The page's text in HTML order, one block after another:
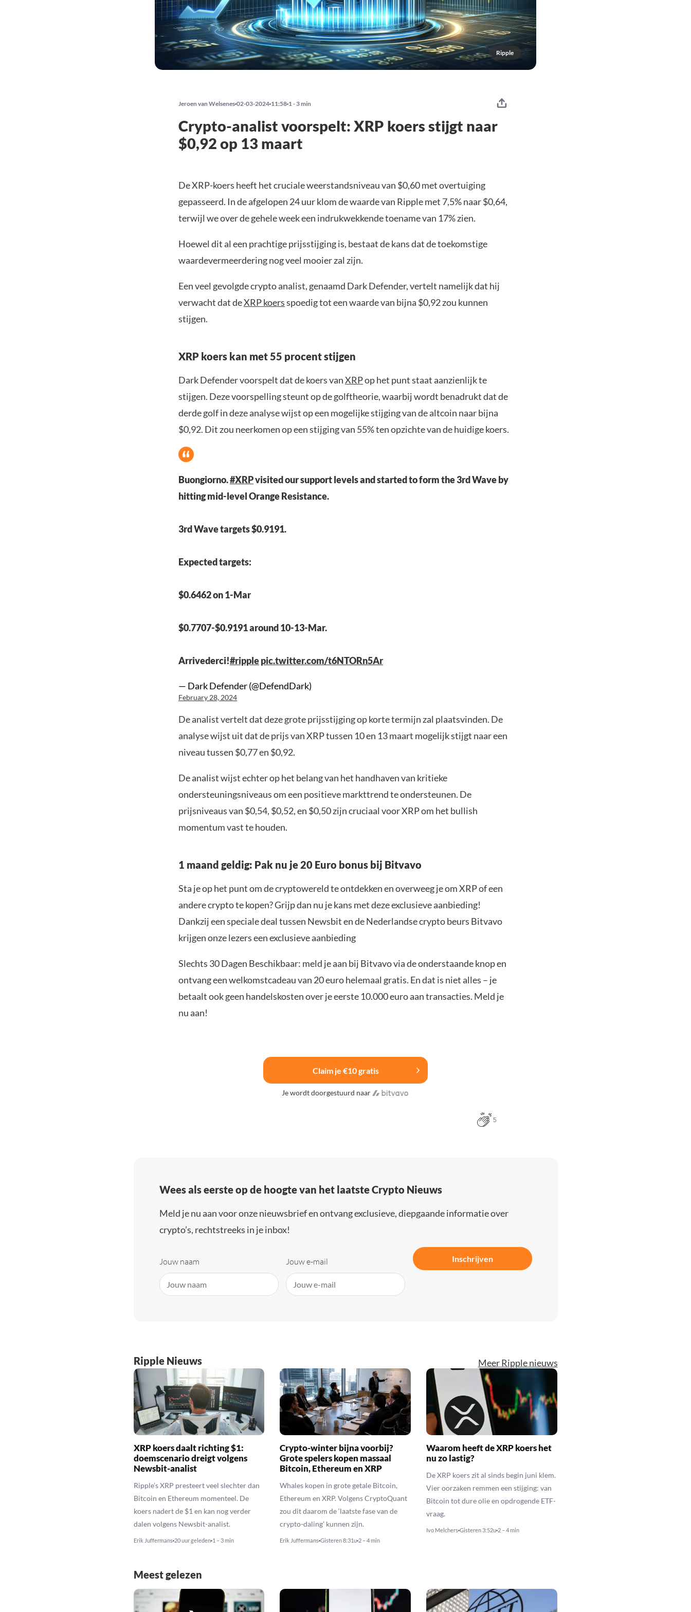
Ripple
Jeroen van Welsenes 02-03-2024 11:58 1 - 3 min
Crypto-analist voorspelt: XRP koers stijgt naar
$0,92 op 13 maart
De XRP-koers heeft het cruciale weerstandsniveau van $0,60 met overtuiging
gepasseerd. In de afgelopen 24 uur klom de waarde van Ripple met 7,5% naar $0,64,
terwijl we over de gehele week een indrukwekkende toename van 17% zien.
Hoewel dit al een prachtige prijsstijging is, bestaat de kans dat de toekomstige
waardevermeerdering nog veel mooier zal zijn.
Een veel gevolgde crypto analist, genaamd Dark Defender, vertelt namelijk dat hij
verwacht dat deXRP koersspoedig tot een waarde van bijna $0,92 zou kunnen
stijgen.
XRP koers kan met 55 procent stijgen
Dark Defender voorspelt dat de koers vanXRPop het punt staat aanzienlijk te
stijgen. Deze voorspelling steunt op de golftheorie, waarbij wordt benadrukt dat de
derde golf in deze analyse wijst op een mogelijke stijging van de altcoin naar bijna
$0,92. Dit zou neerkomen op een stijging van 55% ten opzichte van de huidige koers.
Buongiorno.#XRPvisited our support levels and started to form the 3rd Wave by
hitting mid-level Orange Resistance.
3rd Wave targets $0.9191.
Expected targets:
$0.6462 on 1-Mar
$0.7707-$0.9191 around 10-13-Mar.
Arrivederci!#ripplepic.twitter.com/t6NTORn5Ar
— Dark Defender (@DefendDark)
February 28, 2024
De analist vertelt dat deze grote prijsstijging op korte termijn zal plaatsvinden. De
analyse wijst uit dat de prijs van XRP tussen 10 en 13 maart mogelijk stijgt naar een
niveau tussen $0,77 en $0,92.
De analist wijst echter op het belang van het handhaven van kritieke
ondersteuningsniveaus om een positieve markttrend te ondersteunen. De
prijsniveaus van $0,54, $0,52, en $0,50 zijn cruciaal voor XRP om het bullish
momentum vast te houden.
1 maand geldig: Pak nu je 20 Euro bonus bij Bitvavo
Sta je op het punt om de cryptowereld te ontdekken en overweeg je om XRP of een
andere crypto te kopen? Grijp dan nu je kans met deze exclusieve aanbieding!
Dankzij een speciale deal tussen Newsbit en de Nederlandse crypto beurs Bitvavo
krijgen onze lezers een exclusieve aanbieding
Slechts 30 Dagen Beschikbaar: meld je aan bij Bitvavo via de onderstaande knop en
ontvang een welkomstcadeau van 20 euro helemaal gratis. En dat is niet alles – je
betaalt ook geen handelskosten over je eerste 10.000 euro aan transacties. Meld je
nu aan!
Claim je €10 gratis
Je wordt doorgestuurd naar
5
Wees als eerste op de hoogte van het laatste Crypto Nieuws
Meld je nu aan voor onze nieuwsbrief en ontvang exclusieve, diepgaande informatie over
crypto’s, rechtstreeks in je inbox!
Jouw naam Jouw e-mail Inschrijven
Ripple Nieuws Meer Ripple nieuws
XRP koers daalt richting $1:
doemscenario dreigt volgens
Newsbit-analist
Ripple’s XRP presteert veel slechter dan
Bitcoin en Ethereum momenteel. De
koers nadert de $1 en kan nog verder
dalen volgens Newsbit-analist.
Erik Juffermans 20 uur geleden 1 – 3 min
Crypto-winter bijna voorbij?
Grote spelers kopen massaal
Bitcoin, Ethereum en XRP
Whales kopen in grote getale Bitcoin,
Ethereum en XRP. Volgens CryptoQuant
zou dit daarom de ‘laatste fase van de
crypto-daling’ kunnen zijn.
Erik Juffermans Gisteren 8:31u 2 – 4 min
Waarom heeft de XRP koers het
nu zo lastig?
De XRP koers zit al sinds begin juni klem.
Vier oorzaken remmen een stijging: van
Bitcoin tot dure olie en opdrogende ETF-
vraag.
Ivo Melchers Gisteren 3:52u 2 – 4 min
Meest gelezen